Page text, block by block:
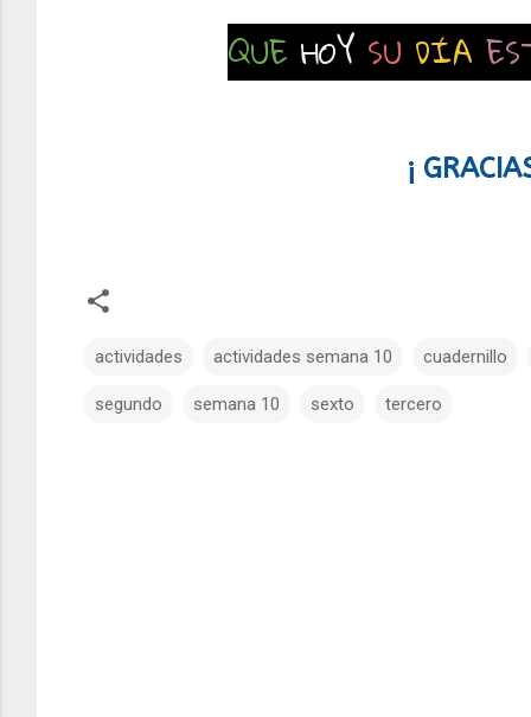
QUE HOY SU DÍA
¡
actividades actividades semana 10 cuadernillo
segundo semana 10 sexto tercero